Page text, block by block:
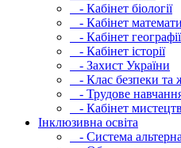
- Кабінет біології
- Кабінет
- Кабінет географії
- Кабінет історії
- Захист України
- Клас безпеки та
- Трудове
- Кабінет
Інклюзивна освіта
- Система